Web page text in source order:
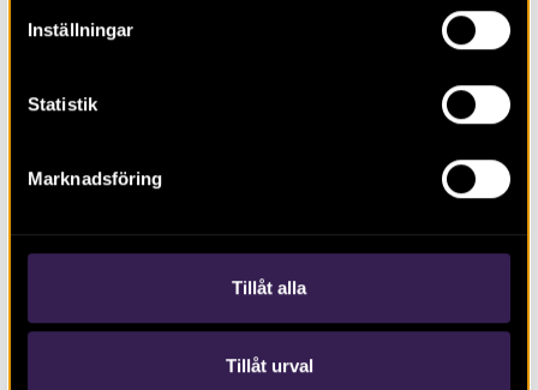
Inställningar
Statistik
Marknadsföring
Tillåt alla
Tillåt urval
Rasbobygden i ett långtidsperspektiv